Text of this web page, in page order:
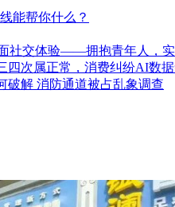
能帮你什么？
社交体验——拥抱青年人，
四次属正常，消费纠纷AI数
破解 消防通道被占乱象调查